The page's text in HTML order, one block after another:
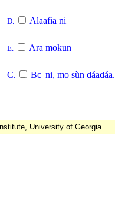
D. Alaafia ni
E. Ara mokun
C. Bc| ni, mo sùn dáadáa.
University of Georgia.